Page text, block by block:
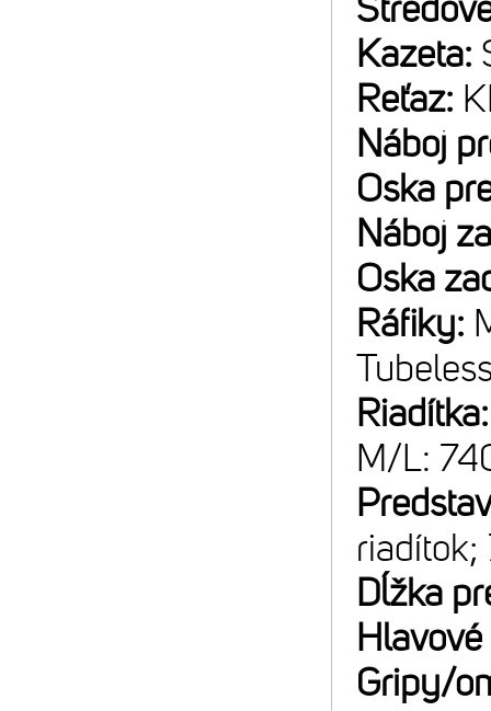
Kazeta:
Reťaz:
Náboj
Oska
Náboj
Oska
Ráfiky:
M/L:
riadítok;
Dĺžka
Gripy/